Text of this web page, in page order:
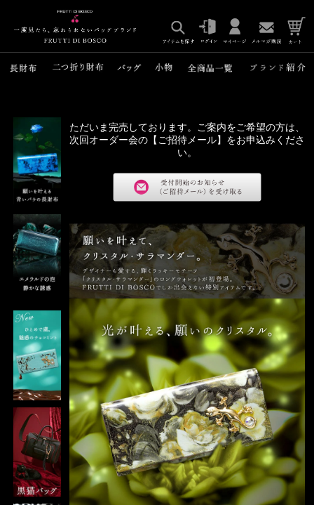
ただいま完売しております。ご案内をご希望の方は、
次回オーダー会の【ご招待メール】をお申込みくださ
い。